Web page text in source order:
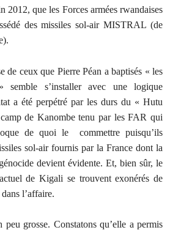
2012, que les Forces armées rwandaises
des missiles sol-air MISTRAL (de
ceux que Pierre Péan a baptisés « les
semble s’installer avec une logique
a été perpétré par les durs du « Hutu
de Kanombe tenu par les FAR qui
de quoi le commettre puisqu’ils
sol-air fournis par la France dont la
devient évidente. Et, bien sûr, le
de Kigali se trouvent exonérés de
l’affaire.
grosse. Constatons qu’elle a permis